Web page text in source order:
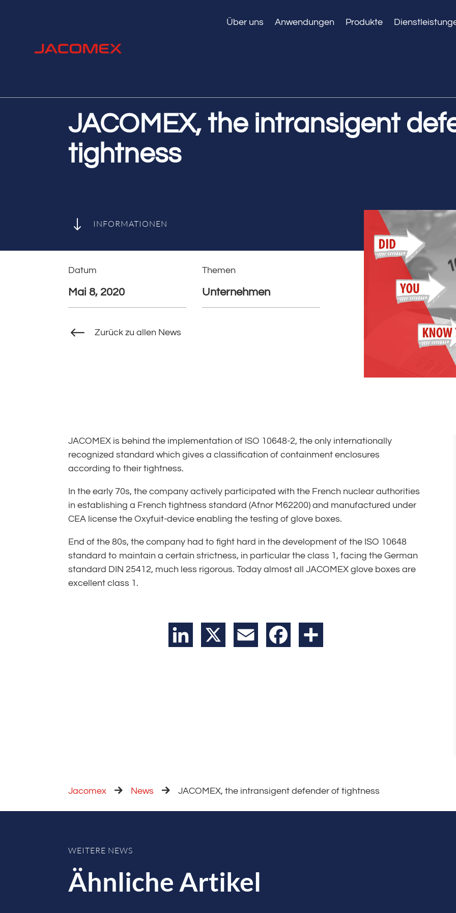
Über uns Anwendungen Produkte
JACOMEX, the intransigent
tightness
" INFORMATIONEN
Datum
Mai 8, 2020
Themen
Unternehmen
# Zurück zu allen News
JACOMEX is behind the implementation of ISO 10648-2, the only internationally
recognized standard which gives a classification of containment enclosures
according to their tightness.
In the early 70s, the company actively participated with the French nuclear authorities
in establishing a French tightness standard (Afnor M62200) and manufactured under
CEA license the Oxyfuit-device enabling the testing of glove boxes.
End of the 80s, the company had to fight hard in the development of the ISO 10648
standard to maintain a certain strictness, in particular the class 1, facing the German
standard DIN 25412, much less rigorous. Today almost all JACOMEX glove boxes are
excellent class 1.
LinkedIn Email Facebook
Jacomex News JACOMEX, the intransigent defender of tightness
WEITERE NEWS
Ähnliche Artikel